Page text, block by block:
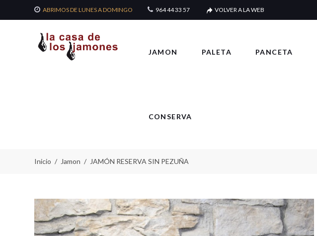
ABRIMOS DE LUNES A DOMINGO 964 44 33 57 VOLVER A LA WEB
JAMON PALETA PANCETA
CONSERVA
Inicio Jamon JAMÓN RESERVA SIN PEZUÑA